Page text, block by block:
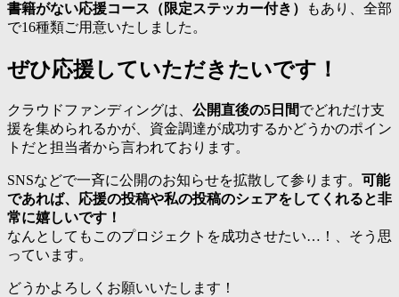
書籍がない応援コース（限定ステッカー付き）
もあり、全部
で16種類ご用意いたしました。
ぜひ応援していただきたいです！
クラウドファンディングは、 公開直後の5日間でどれだけ支
援を集められるかが、資金調達が成功するかどうかのポイン
トだと担当者から言われております。
SNSなどで一斉に公開のお知らせを拡散して参ります。 可能
であれば、応援の投稿や私の投稿のシェアをしてくれると非
常に嬉しいです！
なんとしてもこのプロジェクトを成功させたい…！、そう思
っています。
どうかよろしくお願いいたします！